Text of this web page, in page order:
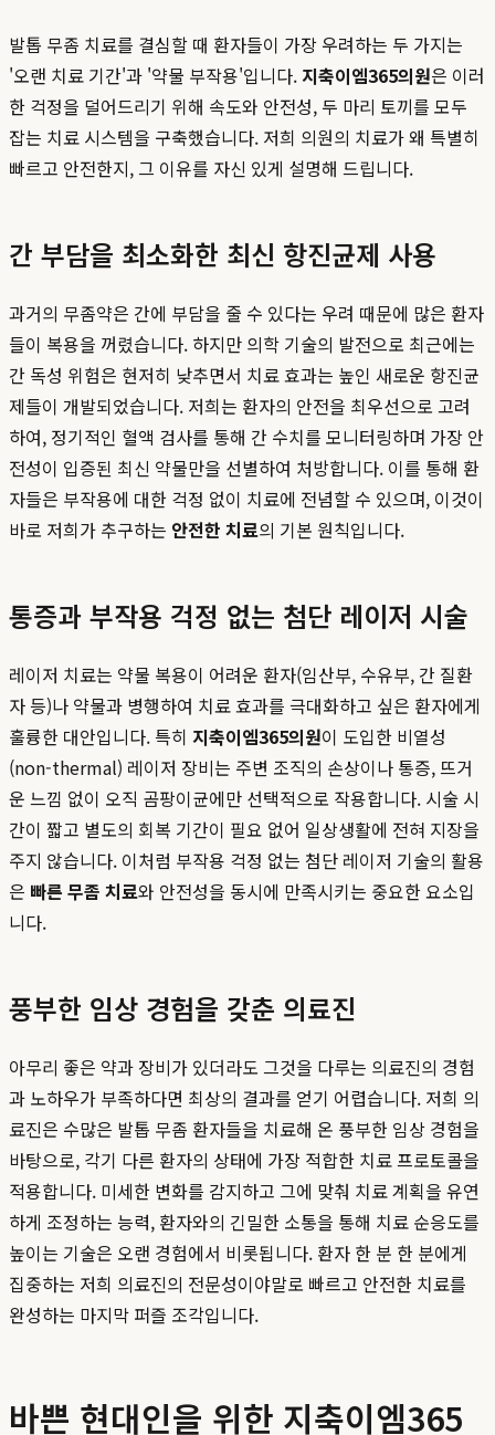
발톱 무좀 치료를 결심할 때 환자들이 가장 우려하는 두 가지는
'오랜 치료 기간'과 '약물 부작용'입니다. 지축이엠365의원은 이러
한 걱정을 덜어드리기 위해 속도와 안전성, 두 마리 토끼를 모두
잡는 치료 시스템을 구축했습니다. 저희 의원의 치료가 왜 특별히
빠르고 안전한지, 그 이유를 자신 있게 설명해 드립니다.
간 부담을 최소화한 최신 항진균제 사용
과거의 무좀약은 간에 부담을 줄 수 있다는 우려 때문에 많은 환자
들이 복용을 꺼렸습니다. 하지만 의학 기술의 발전으로 최근에는
간 독성 위험은 현저히 낮추면서 치료 효과는 높인 새로운 항진균
제들이 개발되었습니다. 저희는 환자의 안전을 최우선으로 고려
하여, 정기적인 혈액 검사를 통해 간 수치를 모니터링하며 가장 안
전성이 입증된 최신 약물만을 선별하여 처방합니다. 이를 통해 환
자들은 부작용에 대한 걱정 없이 치료에 전념할 수 있으며, 이것이
바로 저희가 추구하는 안전한 치료의 기본 원칙입니다.
통증과 부작용 걱정 없는 첨단 레이저 시술
레이저 치료는 약물 복용이 어려운 환자(임산부, 수유부, 간 질환
자 등)나 약물과 병행하여 치료 효과를 극대화하고 싶은 환자에게
훌륭한 대안입니다. 특히 지축이엠365의원이 도입한 비열성
(non-thermal) 레이저 장비는 주변 조직의 손상이나 통증, 뜨거
운 느낌 없이 오직 곰팡이균에만 선택적으로 작용합니다. 시술 시
간이 짧고 별도의 회복 기간이 필요 없어 일상생활에 전혀 지장을
주지 않습니다. 이처럼 부작용 걱정 없는 첨단 레이저 기술의 활용
은 빠른 무좀 치료와 안전성을 동시에 만족시키는 중요한 요소입
니다.
풍부한 임상 경험을 갖춘 의료진
아무리 좋은 약과 장비가 있더라도 그것을 다루는 의료진의 경험
과 노하우가 부족하다면 최상의 결과를 얻기 어렵습니다. 저희 의
료진은 수많은 발톱 무좀 환자들을 치료해 온 풍부한 임상 경험을
바탕으로, 각기 다른 환자의 상태에 가장 적합한 치료 프로토콜을
적용합니다. 미세한 변화를 감지하고 그에 맞춰 치료 계획을 유연
하게 조정하는 능력, 환자와의 긴밀한 소통을 통해 치료 순응도를
높이는 기술은 오랜 경험에서 비롯됩니다. 환자 한 분 한 분에게
집중하는 저희 의료진의 전문성이야말로 빠르고 안전한 치료를
완성하는 마지막 퍼즐 조각입니다.
바쁜 현대인을 위한 지축이엠365